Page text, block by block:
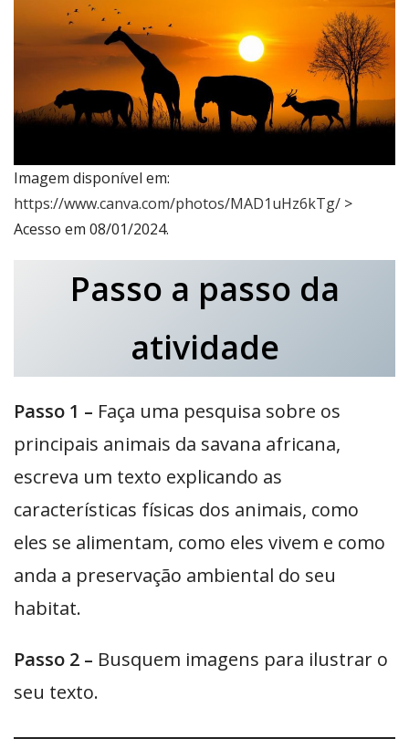
Imagem disponível em:
https://www.canva.com/photos/MAD1uHz6kTg/ >
Acesso em 08/01/2024.
Passo a passo da
atividade
Passo 1 – Faça uma pesquisa sobre os
principais animais da savana africana,
escreva um texto explicando as
características físicas dos animais, como
eles se alimentam, como eles vivem e como
anda a preservação ambiental do seu
habitat.
Passo 2 – Busquem imagens para ilustrar o
seu texto.